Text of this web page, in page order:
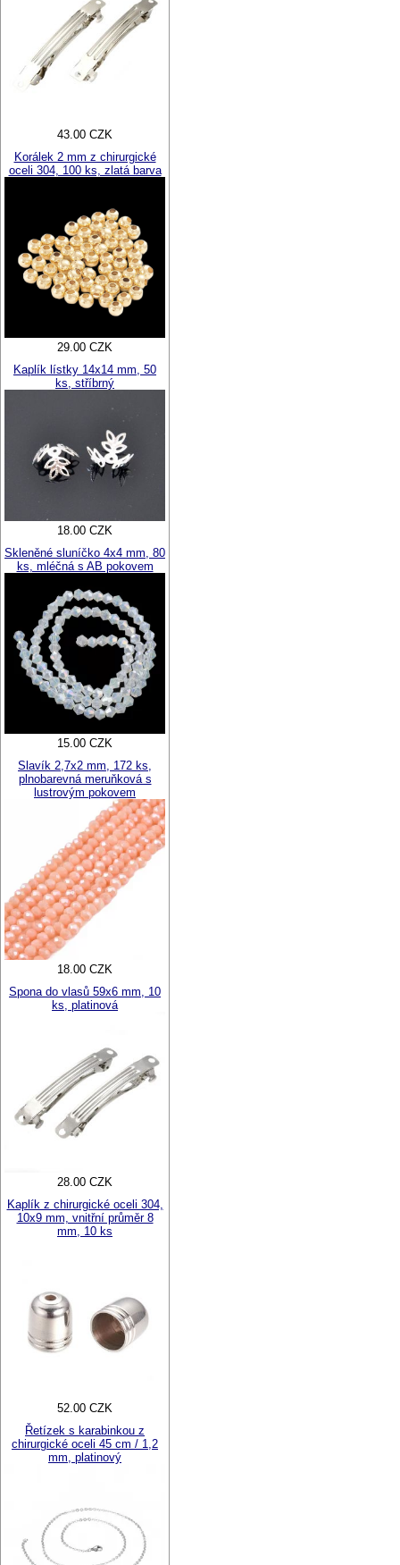
43.00 CZK
Korálek 2 mm z chirurgické
oceli 304, 100 ks, zlatá barva
29.00 CZK
Kaplík lístky 14x14 mm, 50
ks, stříbrný
18.00 CZK
Skleněné sluníčko 4x4 mm, 80
ks, mléčná s AB pokovem
15.00 CZK
Slavík 2,7x2 mm, 172 ks,
plnobarevná meruňková s
lustrovým pokovem
18.00 CZK
Spona do vlasů 59x6 mm, 10
ks, platinová
28.00 CZK
Kaplík z chirurgické oceli 304,
10x9 mm, vnitřní průměr 8
mm, 10 ks
52.00 CZK
Řetízek s karabinkou z
chirurgické oceli 45 cm / 1,2
mm, platinový